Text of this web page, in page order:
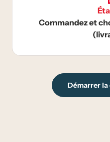
Commandez et
Démarrer